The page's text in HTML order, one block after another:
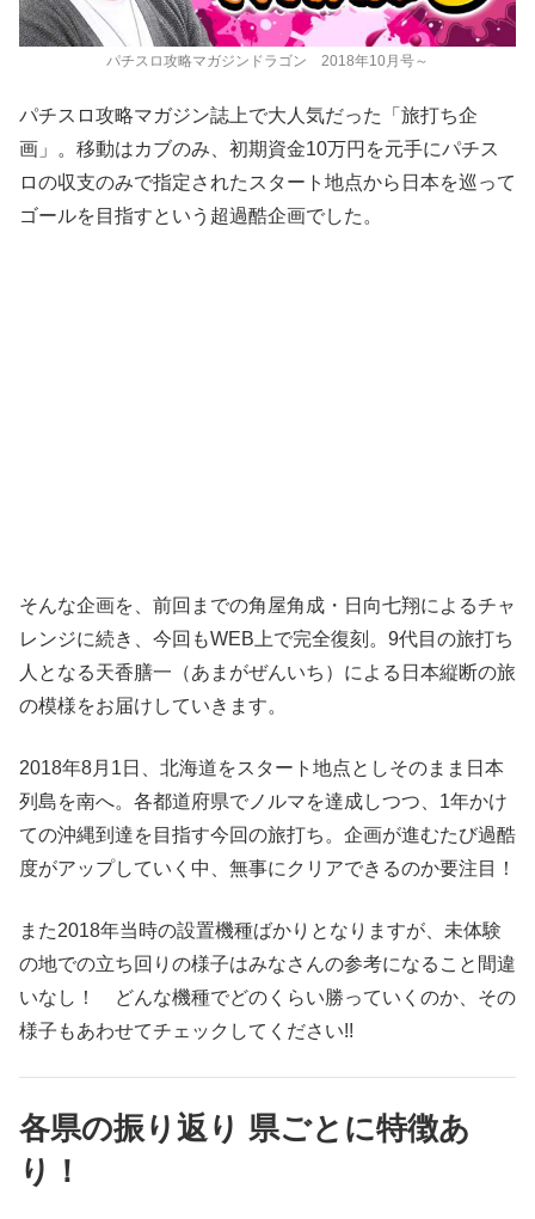
パチスロ攻略マガジンドラゴン 2018年10月号～
パチスロ攻略マガジン誌上で大人気だった「旅打ち企
画」。移動はカブのみ、初期資金10万円を元手にパチス
ロの収支のみで指定されたスタート地点から日本を巡って
ゴールを目指すという超過酷企画でした。
そんな企画を、前回までの角屋角成・日向七翔によるチャ
レンジに続き、今回もWEB上で完全復刻。9代目の旅打ち
人となる天香膳一（あまがぜんいち）による日本縦断の旅
の模様をお届けしていきます。
2018年8月1日、北海道をスタート地点としそのまま日本
列島を南へ。各都道府県でノルマを達成しつつ、1年かけ
ての沖縄到達を目指す今回の旅打ち。企画が進むたび過酷
度がアップしていく中、無事にクリアできるのか要注目！
また2018年当時の設置機種ばかりとなりますが、未体験
の地での立ち回りの様子はみなさんの参考になること間違
いなし！ どんな機種でどのくらい勝っていくのか、その
様子もあわせてチェックしてください!!
各県の振り返り 県ごとに特徴あ
り！